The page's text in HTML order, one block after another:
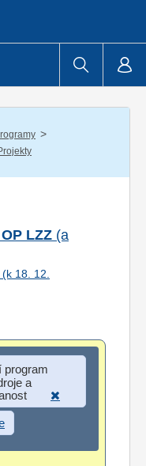
/
LZZ (a
18. 12.
program
a